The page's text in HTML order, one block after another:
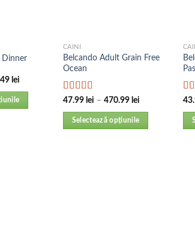
Dinner
lei
CAINI
Belcando Adult Grain Free
Ocean
Evaluat la
47.99 lei – 470.99 lei
Selectează opțiunile